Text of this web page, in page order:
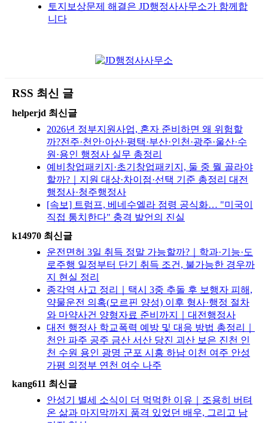
토지보상문제 해결은 JD행정사사무소가 함께합
니다
RSS 최신 글
helperjd 최신글
2026년 정부지원사업, 혼자 준비하면 왜 위험할
까?전주·천안·아산·평택·부산·인천·광주·울산·수
원·용인 행정사 실무 총정리
예비창업패키지·초기창업패키지, 둘 중 뭘 골라야
할까?｜지원 대상·차이점·선택 기준 총정리 대전
행정사·청주행정사
[속보] 트럼프, 베네수엘라 점령 공식화… "미국이
직접 통치한다" 충격 발언의 진실
k14970 최신글
운전면허 3일 취득 정말 가능할까?｜학과·기능·도
로주행 일정부터 단기 취득 조건, 불가능한 경우까
지 현실 정리
종각역 사고 정리｜택시 3중 추돌 후 보행자 피해,
약물운전 의혹(모르핀 양성) 이후 형사·행정 절차
와 마약사건 양형자료 준비까지｜대전행정사
대전 행정사 학교폭력 예방 및 대응 방법 총정리｜
천안 파주 공주 금산 서산 당진 괴산 보은 진천 인
천 수원 용인 광명 군포 시흥 하남 이천 여주 안성
가평 의정부 연천 여수 나주
kang611 최신글
안성기 별세 소식이 더 먹먹한 이유｜조용히 버텨
온 삶과 마지막까지 품격 있었던 배우, 그리고 남